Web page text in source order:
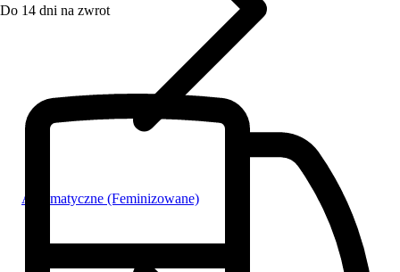
Do 14 dni na zwrot
Automatyczne (Feminizowane)